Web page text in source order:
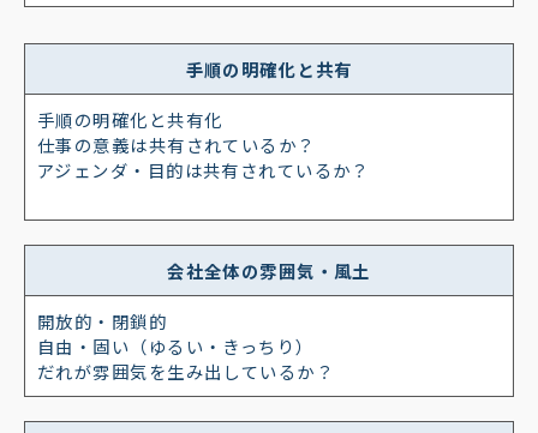
手順の明確化と共有
手順の明確化と共有化
仕事の意義は共有されているか？
アジェンダ・目的は共有されているか？
会社全体の雰囲気・風土
開放的・閉鎖的
自由・固い（ゆるい・きっちり）
だれが雰囲気を生み出しているか？